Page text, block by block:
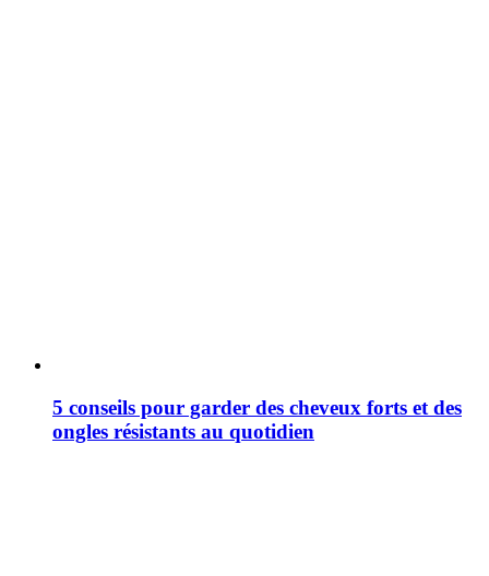
5 conseils pour garder des cheveux forts et des
ongles résistants au quotidien